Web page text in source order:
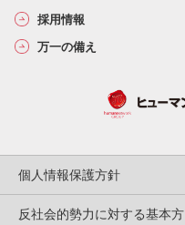
採用情報
万一の備え
個人情報保護方針
反社会的勢力に対する基本方